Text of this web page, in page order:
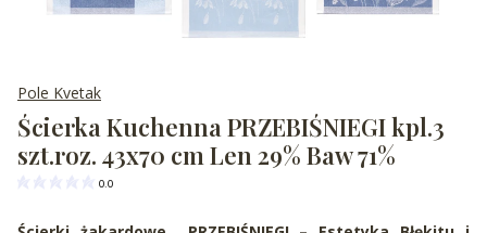
Pole Kvetak
Ścierka Kuchenna PRZEBIŚNIEGI kpl.3
szt.roz. 43x70 cm Len 29% Baw 71%
0.0